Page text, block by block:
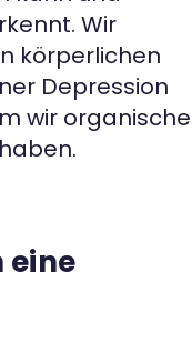
Wir
körperlichen
Depression
wir organische
eine